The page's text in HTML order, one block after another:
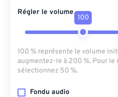
Régler le volume
100
100 % représente le volume
augmentez-le à 200 %. Pour
sélectionnez 50 %.
Fondu audio